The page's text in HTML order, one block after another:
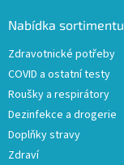
Nabídka sortimentu
Zdravotnické potřeby
COVID a ostatní testy
Roušky a respirátory
Dezinfekce a drogerie
Doplňky stravy
Zdraví